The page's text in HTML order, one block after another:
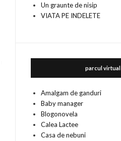
Un graunte de nisip
VIATA PE INDELETE
parcul virtual
Amalgam de ganduri
Baby manager
Blogonovela
Calea Lactee
Casa de nebuni